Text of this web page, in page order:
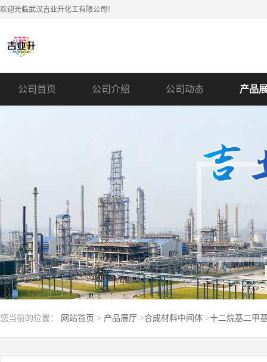
欢迎光临武汉吉业升化工有限公司！
公司首页 公司介绍 公司动态 产品
您当前的位置： 网站首页 > 产品展厅 >合成材料中间体 >十二烷基二甲